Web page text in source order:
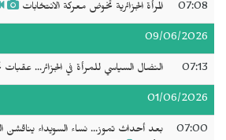
07:08 المرأة الجزائرية تخوض معركة الانتخابات
09/06/2026
07:13 النضال السياسي للمرأة في الجزائر...
01/06/2026
07:00
بعد أحداث تموز... نساء السويداء يناقشن